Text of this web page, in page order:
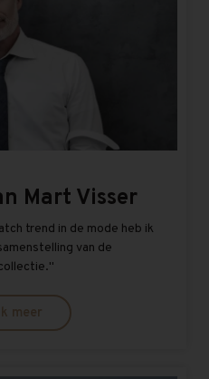
Mart Visser
trend in de mode heb ik
van de
meer